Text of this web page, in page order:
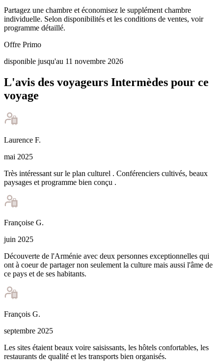
Partagez une chambre et économisez le supplément chambre
individuelle. Selon disponibilités et les conditions de ventes, voir
programme détaillé.
Offre Primo
disponible jusqu'au 11 novembre 2026
L'avis des voyageurs Intermèdes pour ce
voyage
Laurence F.
mai 2025
Très intéressant sur le plan culturel . Conférenciers cultivés, beaux
paysages et programme bien conçu .
Françoise G.
juin 2025
Découverte de l'Arménie avec deux personnes exceptionnelles qui
ont à coeur de partager non seulement la culture mais aussi l'âme de
ce pays et de ses habitants.
François G.
septembre 2025
Les sites étaient beaux voire saisissants, les hôtels confortables, les
restaurants de qualité et les transports bien organisés.